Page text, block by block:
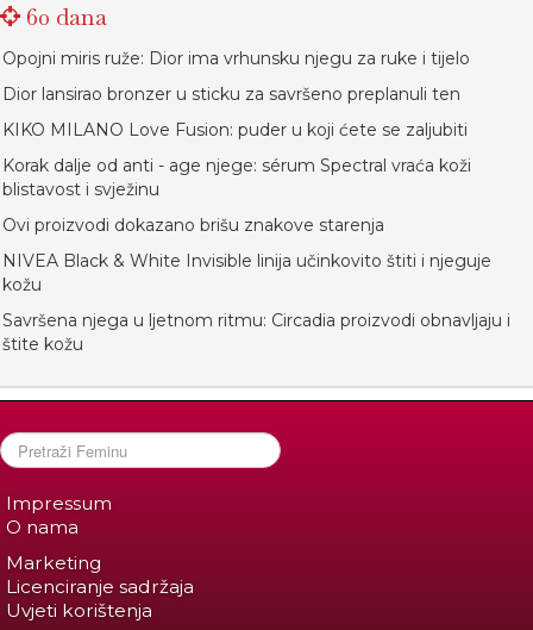
60 dana
Opojni miris ruže: Dior ima vrhunsku njegu za ruke i tijelo
Dior lansirao bronzer u sticku za savršeno preplanuli ten
KIKO MILANO Love Fusion: puder u koji ćete se zaljubiti
Korak dalje od anti - age njege: sérum Spectral vraća koži
blistavost i svježinu
Ovi proizvodi dokazano brišu znakove starenja
NIVEA Black & White Invisible linija učinkovito štiti i njeguje
kožu
Savršena njega u ljetnom ritmu: Circadia proizvodi obnavljaju i
štite kožu
Impressum
O nama
Marketing
Licenciranje sadržaja
Uvjeti korištenja